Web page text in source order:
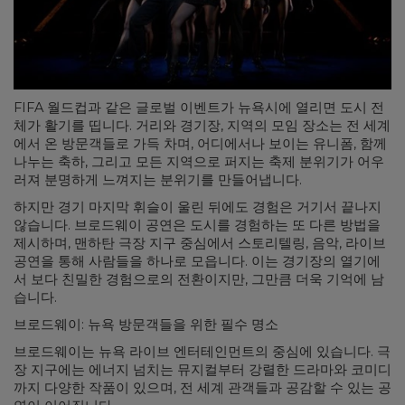
FIFA 월드컵과 같은 글로벌 이벤트가 뉴욕시에 열리면 도시 전
체가 활기를 띱니다. 거리와 경기장, 지역의 모임 장소는 전 세계
에서 온 방문객들로 가득 차며, 어디에서나 보이는 유니폼, 함께
나누는 축하, 그리고 모든 지역으로 퍼지는 축제 분위기가 어우
러져 분명하게 느껴지는 분위기를 만들어냅니다.
하지만 경기 마지막 휘슬이 울린 뒤에도 경험은 거기서 끝나지
않습니다. 브로드웨이 공연은 도시를 경험하는 또 다른 방법을
제시하며, 맨하탄 극장 지구 중심에서 스토리텔링, 음악, 라이브
공연을 통해 사람들을 하나로 모읍니다. 이는 경기장의 열기에
서 보다 친밀한 경험으로의 전환이지만, 그만큼 더욱 기억에 남
습니다.
브로드웨이: 뉴욕 방문객들을 위한 필수 명소
브로드웨이는 뉴욕 라이브 엔터테인먼트의 중심에 있습니다. 극
장 지구에는 에너지 넘치는 뮤지컬부터 강렬한 드라마와 코미디
까지 다양한 작품이 있으며, 전 세계 관객들과 공감할 수 있는 공